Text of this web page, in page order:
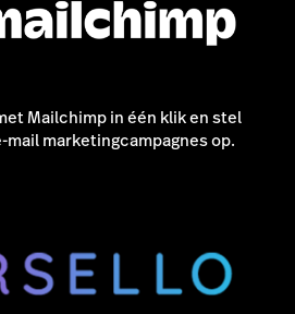
Mailchimp in één klik en stel
marketingcampagnes op.